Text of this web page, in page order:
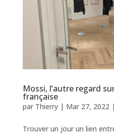
Mossi, l’autre regard
française
par Thierry| Mar 27, 2022|
Trouver un jour un lien